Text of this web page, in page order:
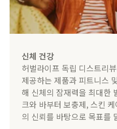
신체 건강
허벌라이프 독립 디스트리
제공하는 제품과 피트니스
해 신체의 잠재력을 최대한
크와 바부터 보충제, 스킨
의 신뢰를 바탕으로 목표를